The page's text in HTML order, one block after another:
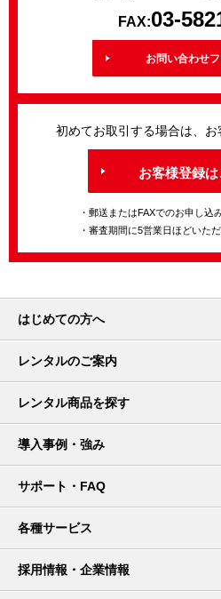
FAX:03-
お問い合わせ
初めてお取引する場合は、お
お客様登録
・郵送またはFAXでのお申し込
・審査期間に5営業日ほどいただ
はじめての方へ
レンタルのご案内
レンタル商品を探す
導入事例・強み
サポート・FAQ
各種サービス
採用情報・企業情報